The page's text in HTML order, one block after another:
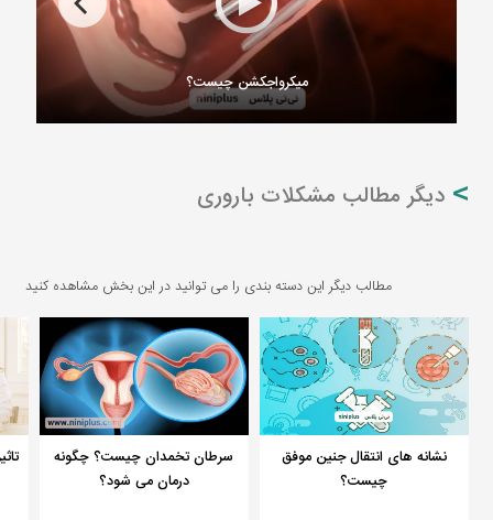
میکرواجکشن چیست؟
دیگر مطالب مشکلات باروری
مطالب دیگر این دسته بندی را می توانید در این بخش مشاهده کنید
نشانه های انتقال جنین موفق
چیست؟
سرطان تخمدان چیست؟ چگونه
درمان می شود؟